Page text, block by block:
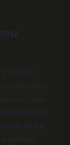
milyon
milyondan
üniteye
iki kat
şekilde: